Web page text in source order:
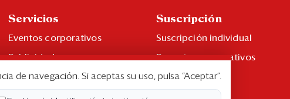
Servicios
Eventos corporativos
Publicidad
Contáctenos
Libro de reclamaciones
Suscripción
Suscripción individual
Paquetes corporativos
Edición Impresa
de navegación. Si aceptas su uso, pulsa “Aceptar”.